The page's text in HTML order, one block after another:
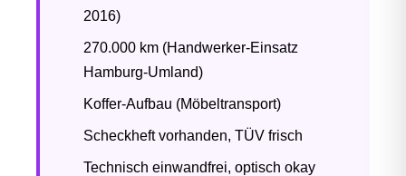
2016)
270.000 km (Handwerker-Einsatz
Hamburg-Umland)
Koffer-Aufbau (Möbeltransport)
Scheckheft vorhanden, TÜV frisch
Technisch einwandfrei, optisch okay